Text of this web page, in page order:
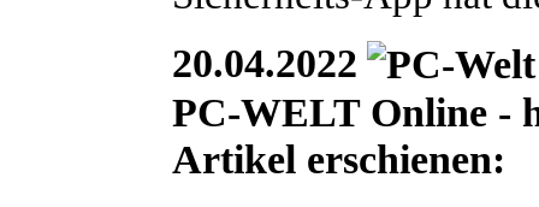
20.04.2022
PC-WELT Online -
Artikel erschienen: